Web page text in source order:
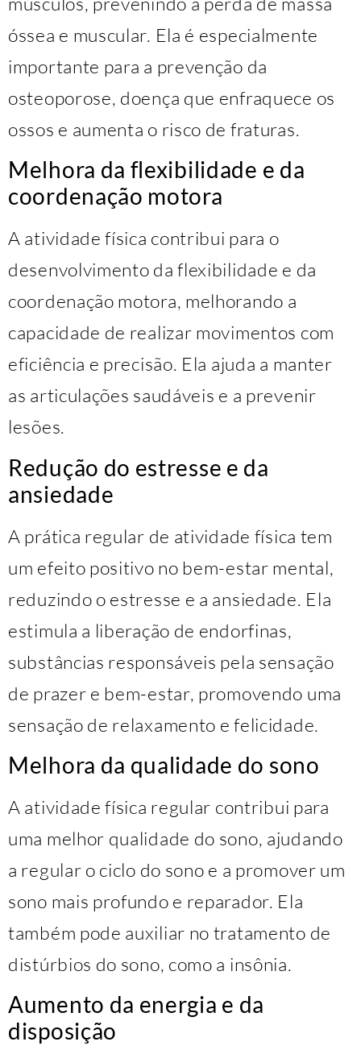
óssea e muscular. Ela é especialmente
importante para a prevenção da
osteoporose, doença que enfraquece os
ossos e aumenta o risco de fraturas.
Melhora da flexibilidade e da
coordenação motora
A atividade física contribui para o
desenvolvimento da flexibilidade e da
coordenação motora, melhorando a
capacidade de realizar movimentos com
eficiência e precisão. Ela ajuda a manter
as articulações saudáveis e a prevenir
lesões.
Redução do estresse e da
ansiedade
A prática regular de atividade física tem
um efeito positivo no bem-estar mental,
reduzindo o estresse e a ansiedade. Ela
estimula a liberação de endorfinas,
substâncias responsáveis pela sensação
de prazer e bem-estar, promovendo uma
sensação de relaxamento e felicidade.
Melhora da qualidade do sono
A atividade física regular contribui para
uma melhor qualidade do sono, ajudando
a regular o ciclo do sono e a promover um
sono mais profundo e reparador. Ela
também pode auxiliar no tratamento de
distúrbios do sono, como a insônia.
Aumento da energia e da
disposição